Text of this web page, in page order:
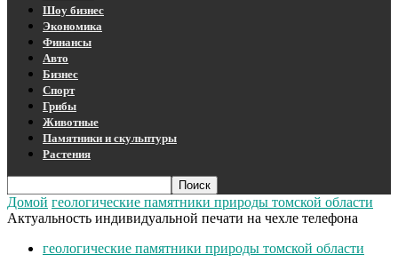
Шоу бизнес
Экономика
Финансы
Авто
Бизнес
Спорт
Грибы
Животные
Памятники и скульптуры
Растения
Домой геологические памятники природы томской области
Актуальность индивидуальной печати на чехле телефона
геологические памятники природы томской области